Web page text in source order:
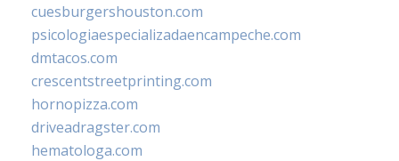
cuesburgershouston.com
psicologiaespecializadaencampeche.com
dmtacos.com
crescentstreetprinting.com
hornopizza.com
driveadragster.com
hematologa.com